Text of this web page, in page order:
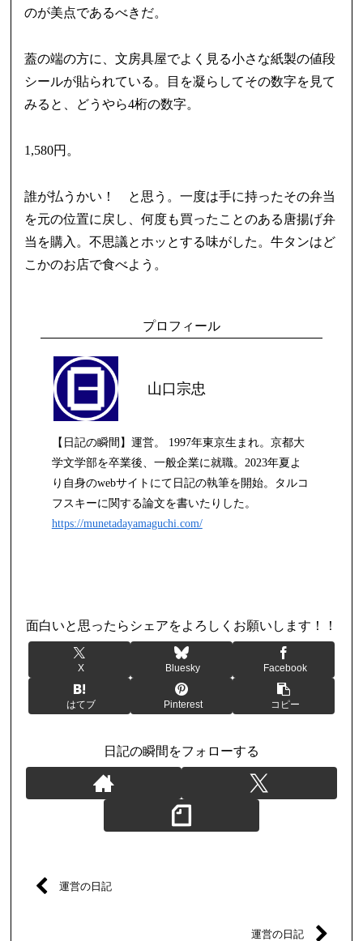
のが美点であるべきだ。
蓋の端の方に、文房具屋でよく見る小さな紙製の値段
シールが貼られている。目を凝らしてその数字を見て
みると、どうやら4桁の数字。
1,580円。
誰が払うかい！ と思う。一度は手に持ったその弁当
を元の位置に戻し、何度も買ったことのある唐揚げ弁
当を購入。不思議とホッとする味がした。牛タンはど
こかのお店で食べよう。
プロフィール
山口宗忠
【日記の瞬間】運営。 1997年東京生まれ。京都大
学文学部を卒業後、一般企業に就職。2023年夏よ
り自身のwebサイトにて日記の執筆を開始。タルコ
フスキーに関する論文を書いたりした。
https://munetadayamaguchi.com/
面白いと思ったらシェアをよろしくお願いします！！
X Bluesky Facebook
はてブ Pinterest コピー
日記の瞬間をフォローする
運営の日記
運営の日記